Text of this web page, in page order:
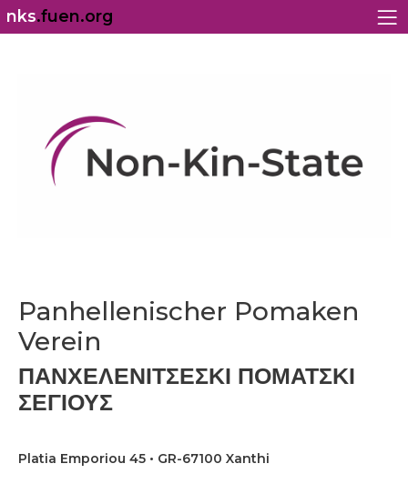
nks.fuen.org
Panhellenischer Pomaken
Verein
ΠΑΝΧΕΛΕΝΙΤΣΕΣΚΙ ΠΟΜΑΤΣΚΙ
ΣΕΓΙΟΥΣ
Platia Emporiou 45 • GR-67100 Xanthi